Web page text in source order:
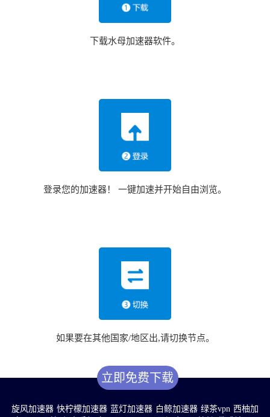
下载水母加速器软件。
登录您的加速器！ 一键加速并开始自由浏览。
如果要在其他国家/地区出,请切换节点。
立即免费下载
旋风加速器 快柠檬加速器 蓝灯加速器 白鲸加速器 绿茶vpn 西柚加